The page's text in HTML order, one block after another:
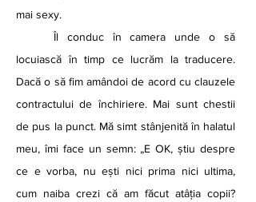
mai sexy.
locuiască în timp ce lucrăm la traducere.
Dacă o să fim amândoi de acord cu clauzele
contractului de închiriere. Mai sunt chestii
de pus la punct. Mă simt stânjenită în halatul
meu, îmi face un semn: „E OK, știu despre
ce e vorba, nu ești nici prima nici ultima,
cum naiba crezi că am făcut atâția copii?